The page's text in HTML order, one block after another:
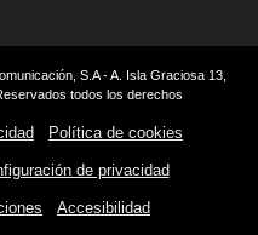
S.A - A. Isla Graciosa 13,
todos los derechos
Política de cookies
de privacidad
Accesibilidad